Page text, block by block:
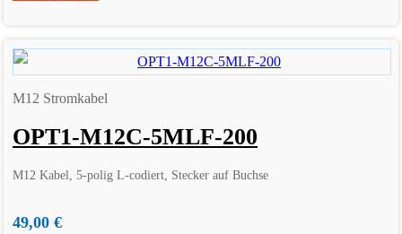
M12 Stromkabel
OPT1-M12C-5MLF-200
M12 Kabel, 5-polig L-codiert, Stecker auf Buchse
49,00 €